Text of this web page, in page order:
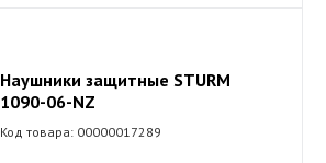
Наушники защитные STURM
1090-06-NZ
Код товара: 00000017289